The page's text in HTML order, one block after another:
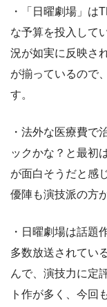
・「日曜劇場」は
な予算を投入して
況が如実に反映さ
が揃っているので
す。
・法外な医療費で
ックかな？と最初
が面白そうだと感
優陣も演技派の方
・日曜劇場は話題
多数放送されてい
んで、演技力に定
ト作が多く、今回